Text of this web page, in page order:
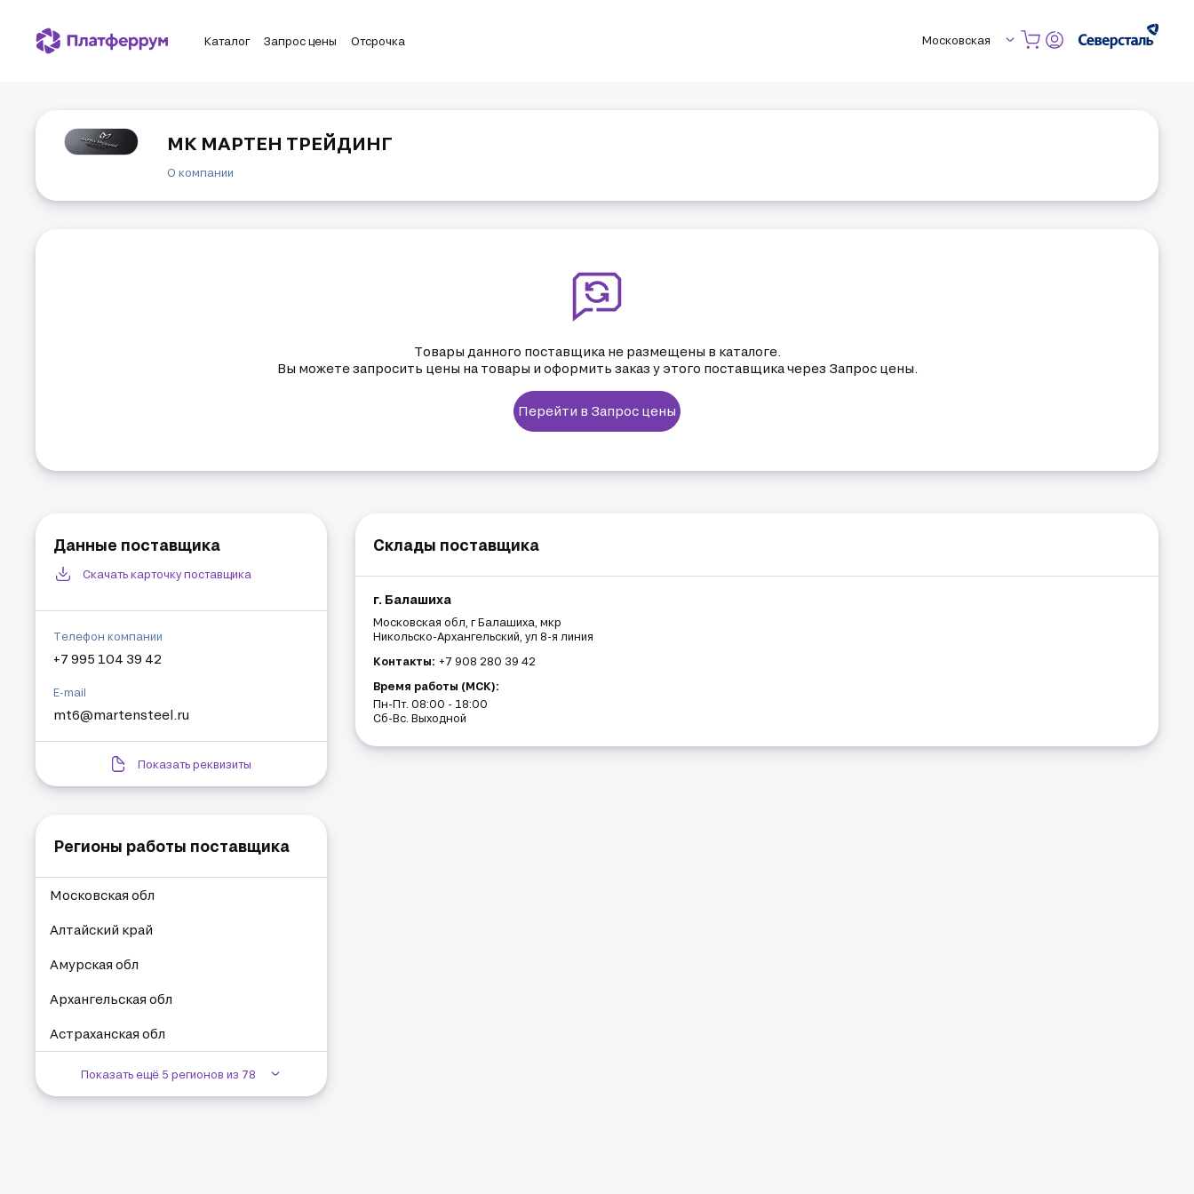
Каталог Запрос цены Отсрочка Московская
МК МАРТЕН ТРЕЙДИНГ
О компании
металлопроката производства крупных комбинатов РФ и СНГ.
Мы работаем только с проверенными и надёжными поставщиками. Поэтому, мы имеем возможность предложить Вам металлопрокат, изготовленный из самых лучших,
отборных металлов. Продукт «МК Мартен Трейдинг» является абсолютным гарантом высокого качества.
Штат наших работников – это дружный сплочённый коллектив, который работает для одной цели. Каждый из нас ценит Клиента «МК Мартен Трейдинг». Именно поэтому
у нас Вы получаете отличный товар, превосходное качество и кратчайшие сроки производства и доставки.
Товары данного поставщика не размещены в каталоге.
Вы можете запросить цены на товары и оформить заказ у этого поставщика через Запрос цены.
Перейти в Запрос цены
Данные поставщика
Скачать карточку поставщика
Телефон компании
+7 995 104 39 42
E-mail
mt6@martensteel.ru
Показать реквизиты
Регионы работы поставщика
Московская обл
Алтайский край
Амурская обл
Архангельская обл
Астраханская обл
Показать ещё 5 регионов из 78
Склады поставщика
г. Балашиха
Московская обл, г Балашиха, мкр
Никольско-Архангельский, ул 8-я линия
Контакты: +7 908 280 39 42
Время работы (МСК):
Пн-Пт. 08:00 - 18:00
Сб-Вс. Выходной